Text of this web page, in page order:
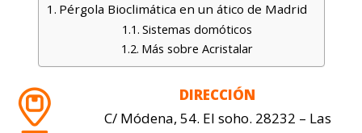
Pérgola Bioclimática en un ático de Madrid
Sistemas domóticos
Más sobre Acristalar
DIRECCIÓN
C/ Módena, 54. El soho. 28232 – Las